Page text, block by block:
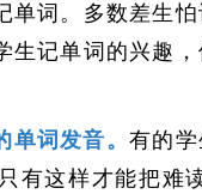
单词。多数差生
生记单词的兴趣
单词发音。有的
有这样才能把难